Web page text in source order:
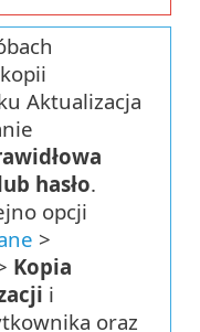
Aktualizacja
hasło.
opcji
>
Kopia
i
oraz